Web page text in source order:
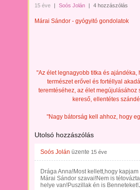
15 éve | Soós Jolán | 4 hozzászólás
Márai Sándor - gyógyitó gondolatok
"Az élet legnagyobb titka és ajándéka,
természet erővel és fortéllyal
teremtéséhez, az élet megújulásához
kereső, ellentétes
"Nagy bátorság kell ahhoz, hogy
Utolsó hozzászólás
Soós Jolán üzente 15 éve
Drága Anna!Most kellett,hogy
Márai Sándor szavai!Nem is
helye van!Puszillak én is